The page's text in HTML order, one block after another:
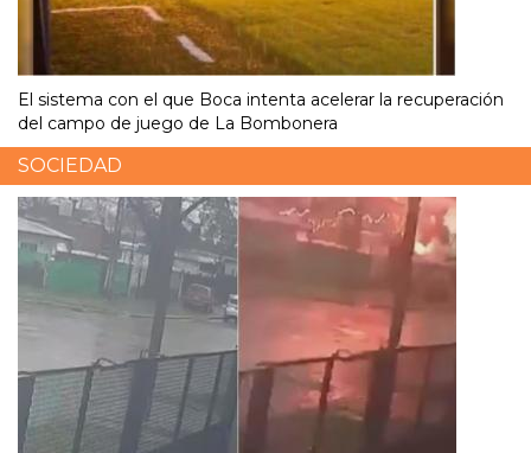
El sistema con el que Boca intenta acelerar la recuperación
del campo de juego de La Bombonera
SOCIEDAD